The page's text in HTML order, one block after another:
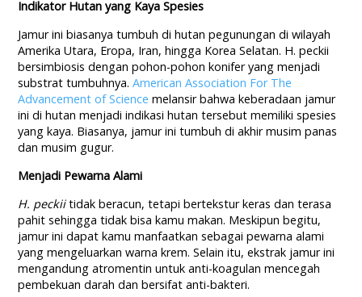
Indikator Hutan yang Kaya Spesies
Jamur ini biasanya tumbuh di hutan pegunungan di wilayah
Amerika Utara, Eropa, Iran, hingga Korea Selatan. H. peckii
bersimbiosis dengan pohon-pohon konifer yang menjadi
substrat tumbuhnya.American Association For The
Advancement of Sciencemelansir bahwa keberadaan jamur
ini di hutan menjadi indikasi hutan tersebut memiliki spesies
yang kaya. Biasanya, jamur ini tumbuh di akhir musim panas
dan musim gugur.
Menjadi Pewarna Alami
H. peckiitidak beracun, tetapi bertekstur keras dan terasa
pahit sehingga tidak bisa kamu makan. Meskipun begitu,
jamur ini dapat kamu manfaatkan sebagai pewarna alami
yang mengeluarkan warna krem. Selain itu, ekstrak jamur ini
mengandung atromentin untuk anti-koagulan mencegah
pembekuan darah dan bersifat anti-bakteri.